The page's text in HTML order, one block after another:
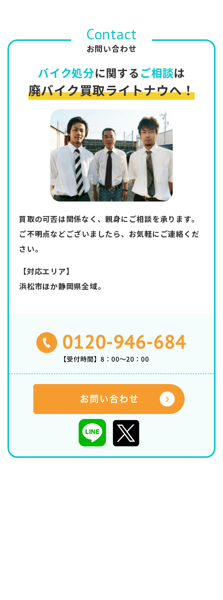
Contact
お問い合わせ
バイク処分に関する ご相談は
廃バイク買取ライトナウへ！
買取の可否は関係なく、親身にご相談を承ります。
ご不明点などございましたら、お気軽にご連絡くだ
さい。
【対応エリア】
浜松市ほか静岡県全域。